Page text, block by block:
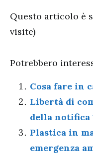
Questo articolo è
visite)
Potrebbero
Cosa fare in
Libertà di
della notifica
Plastica in
emergenza